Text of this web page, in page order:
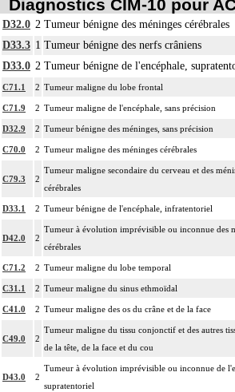
Diagnostics CIM-10 pour
D32.0 2 Tumeur bénigne des méninges cérébrales
D33.3 1 Tumeur bénigne des nerfs crâniens
D33.0 2 Tumeur bénigne de l'encéphale,
C71.1 2 Tumeur maligne du lobe frontal
C71.9 2 Tumeur maligne de l'encéphale, sans précision
D32.9 2 Tumeur bénigne des méninges, sans précision
C70.0 2 Tumeur maligne des méninges cérébrales
C79.3 2
Tumeur maligne secondaire du cerveau et des
cérébrales
D33.1 2 Tumeur bénigne de l'encéphale, infratentoriel
D42.0 2
Tumeur à évolution imprévisible ou inconnue des
cérébrales
C71.2 2 Tumeur maligne du lobe temporal
C31.1 2 Tumeur maligne du sinus ethmoïdal
C41.0 2 Tumeur maligne des os du crâne et de la face
C49.0 2
Tumeur maligne du tissu conjonctif et des autres
de la tête, de la face et du cou
D43.0 2
Tumeur à évolution imprévisible ou inconnue de
supratentoriel